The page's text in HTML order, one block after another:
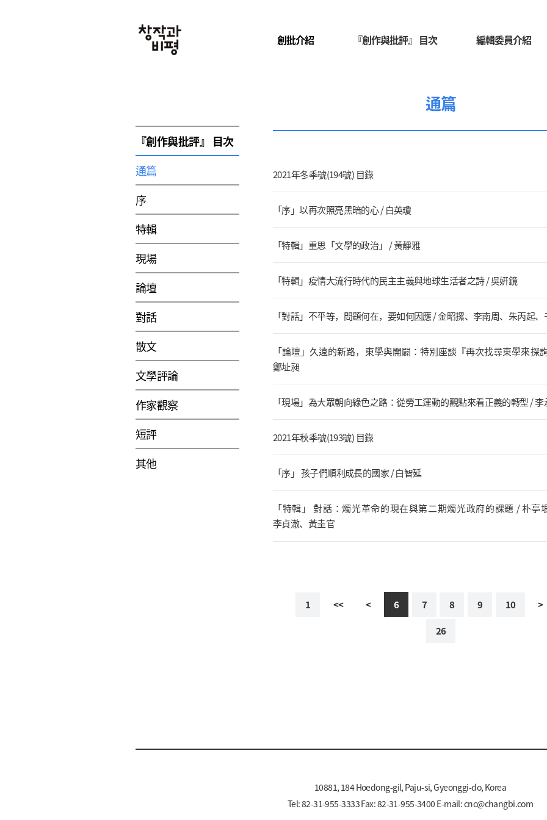
創批介紹 『創作與批評』 目次 編輯委員介紹
通篇
2021年冬季號(194號) 目錄
「序」以再次照亮黑暗的心 / 白英瓊
「特輯」重思「文學的政治」 / 黃靜雅
「特輯」疫情大流行時代的民主主義與地球生活者之詩 / 吳姸鏡
「對話」不平等，問題何在，要如何因應 / 金昭摞、李南周、朱丙起、
「論壇」久遠的新路，東學與開闢：特別座談『再次找尋東學來探
鄭址昶
「現場」為大眾朝向綠色之路：從勞工運動的觀點來看正義的轉型 / 李
2021年秋季號(193號) 目錄
「序」 孩子們順利成長的國家 / 白智延
「特輯」 對話：燭光革命的現在與第二期燭光政府的課題 / 朴亭
李貞澈、黃圭官
1 << < 6 7 8 9 10 >
26
『創作與批評』 目次
通篇
序
特輯
現場
論壇
對話
散文
文學評論
作家觀察
短評
其他
10881, 184 Hoedong-gil, Paju-si, Gyeonggi-do, Korea
Tel: 82-31-955-3333 Fax: 82-31-955-3400 E-mail:cnc@changbi.com